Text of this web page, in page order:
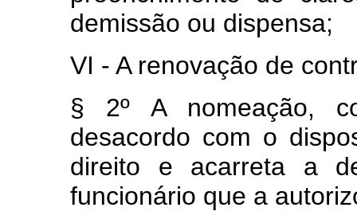
demissão ou dispensa;
VI ‑ A renovação de
§ 2º A nomeação,
desacordo com o
direito e acarreta a
funcionário que a